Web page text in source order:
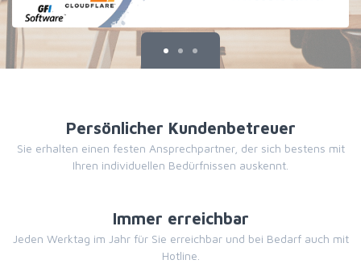
Persönlicher Kundenbetreuer
Sie erhalten einen festen Ansprechpartner, der sich bestens mit
Ihren individuellen Bedürfnissen auskennt.
Immer erreichbar
Jeden Werktag im Jahr für Sie erreichbar und bei Bedarf auch mit
Hotline.